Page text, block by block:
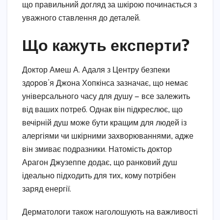
що правильний догляд за шкірою починається з
уважного ставлення до деталей.
Що кажуть експерти?
Доктор Амеш А. Адаля з Центру безпеки
здоров’я Джона Хопкінса зазначає, що немає
універсального часу для душу — все залежить
від ваших потреб. Однак він підкреслює, що
вечірній душ може бути кращим для людей із
алергіями чи шкірними захворюваннями, адже
він змиває подразники. Натомість доктор
Арагон Джузеппе додає, що ранковий душ
ідеально підходить для тих, кому потрібен
заряд енергії.
Дерматологи також наголошують на важливості